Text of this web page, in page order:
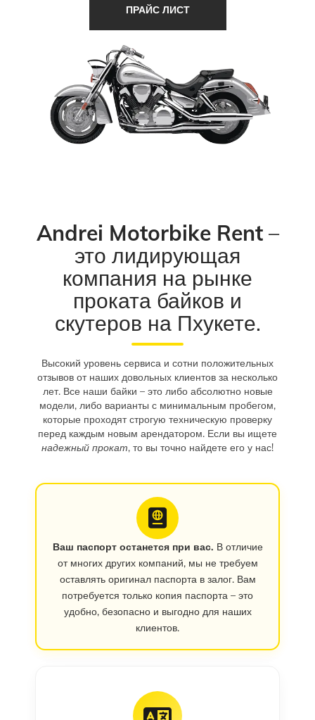
ПРАЙС ЛИСТ
Andrei Motorbike Rent–
это лидирующая
компания на рынке
проката байков и
скутеров на Пхукете.
Высокий уровень сервиса и сотни положительных
отзывов от наших довольных клиентов за несколько
лет. Все наши байки – это либо абсолютно новые
модели, либо варианты с минимальным пробегом,
которые проходят строгую техническую проверку
перед каждым новым арендатором. Если вы ищете
надежный прокат, то вы точно найдете его у нас!
Ваш паспорт останется при вас. В отличие
от многих других компаний, мы не требуем
оставлять оригинал паспорта в залог. Вам
потребуется только копия паспорта – это
удобно, безопасно и выгодно для наших
клиентов.